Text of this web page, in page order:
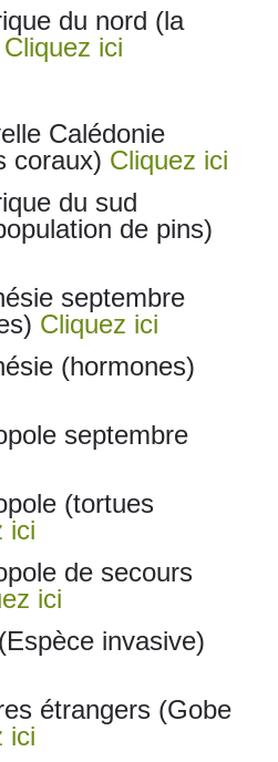
du nord (la
Cliquez ici
Calédonie
coraux) Cliquez ici
du sud
de pins)
septembre
Cliquez ici
(hormones)
septembre
(tortues
ici
de secours
ici
invasive)
étrangers (Gobe
ici